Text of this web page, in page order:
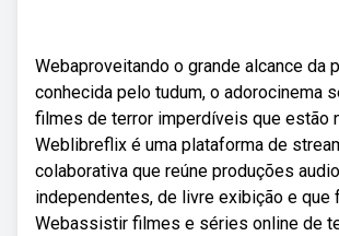
Webaproveitando o grande alcance da
conhecida pelo tudum, o adorocinema
filmes de terror imperdíveis que estão
Weblibreflix é uma plataforma de
colaborativa que reúne produções
independentes, de livre exibição e que
Webassistir filmes e séries online de